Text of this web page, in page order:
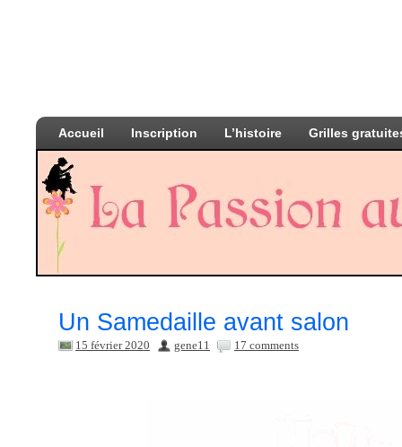
Accueil Inscription L’histoire Grilles
Un Samedaille avant salon
15 février 2020 gene11 17 comments